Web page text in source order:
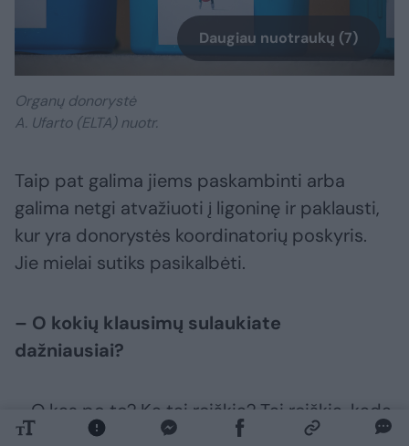
Daugiau nuotraukų (7)
Organų donorystė
A. Ufarto (ELTA) nuotr.
Taip pat galima jiems paskambinti arba
galima netgi atvažiuoti į ligoninę ir paklausti,
kur yra donorystės koordinatorių poskyris.
Jie mielai sutiks pasikalbėti.
– O kokių klausimų sulaukiate
dažniausiai?
– O kas po to? Ką tai reiškia? Tai reiškia, kada
aš galėsiu atsiimti kūną? Atsakymas: